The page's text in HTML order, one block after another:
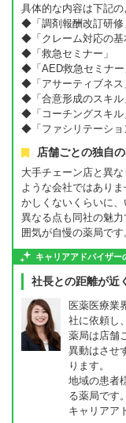
具体的な内容は下記の
◆「調剤報酬改訂研修
◆「クレーム対応の基
◆「救急セミナー」
◆「AED救急セミナー
◆「アサーティブネス
◆「合意形成のスキル
◆「コーチングスキル
◆「ファシリテーショ
店舗ごとの独自
大手チェーン店と異
ような会社ではあり
かしくないくらいに
異なる点も同社の魅
囲気が自慢の薬局です
キャリアアドバイザー
社長との距離が近
医薬医療業
社に依頼し
薬局は店舗
異動はさせ
ります。
地域の患者
る薬局です。
キャリアア